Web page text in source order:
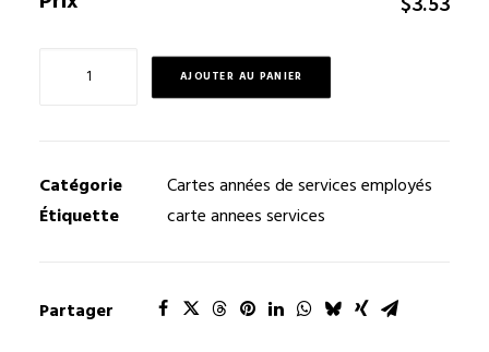
de
services
AJOUTER AU PANIER
Catégorie
Cartes années de services employés
Étiquette
carte annees services
Partager